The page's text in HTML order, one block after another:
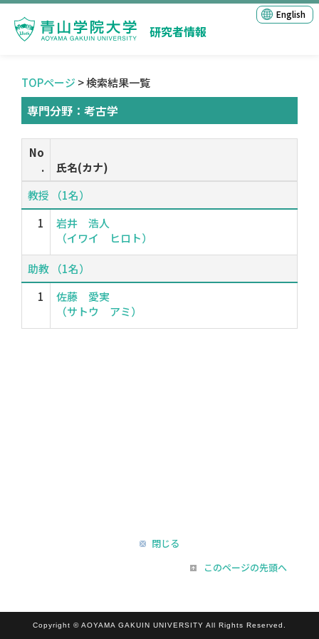
研究者情報
English
TOPページ > 検索結果一覧
専門分野：考古学
No
.
氏名(カナ)
教授 （1名）
1
岩井 浩人
（イワイ ヒロト）
助教 （1名）
1
佐藤 愛実
（サトウ アミ）
閉じる
このページの先頭へ
Copyright © AOYAMA GAKUIN UNIVERSITY All Rights Reserved.